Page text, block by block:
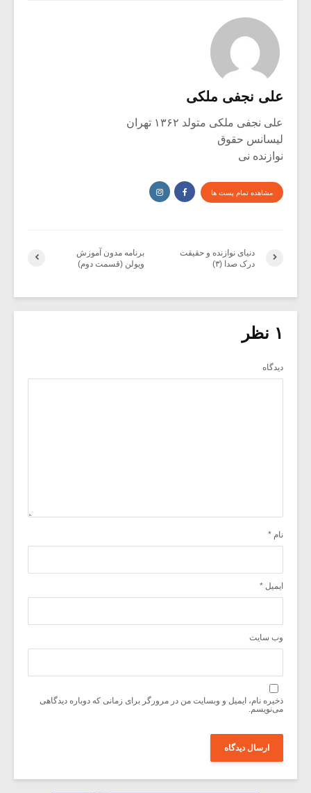
علی نجفی ملکی
علی نجفی ملکی متولد ۱۳۶۲ تهران
لیسانس حقوق
نوازنده نی
مشاهده تمام پست ها
برنامه مدون آموزش
ویولن (قسمت دوم)
دنیای نوازنده و حقیقت
درک صدا (۳)
۱ نظر
دیدگاه
نام *
ایمیل *
وب‌ سایت
ذخیره نام، ایمیل و وبسایت من در مرورگر برای زمانی که دوباره دیدگاهی
می‌نویسم.